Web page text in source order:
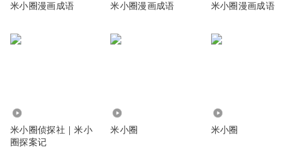
米小圈漫画成语 米小圈漫画成语 米小圈漫画成语
米小圈侦探社｜米小
圈探案记
米小圈 米小圈